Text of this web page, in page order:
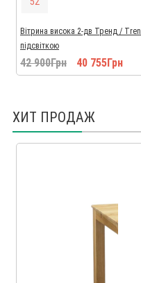
Вітрина висока 2-дв Тренд /
підсвіткою
42 900Грн 40 755Грн
ХИТ ПРОДАЖ